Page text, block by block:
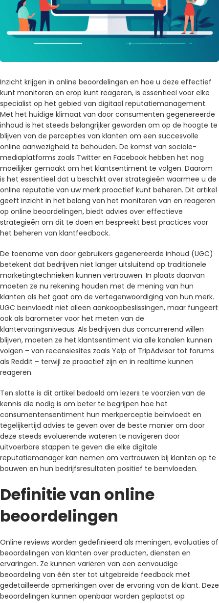
Inzicht krijgen in online beoordelingen en hoe u deze effectief
kunt monitoren en erop kunt reageren, is essentieel voor elke
specialist op het gebied van digitaal reputatiemanagement.
Met het huidige klimaat van door consumenten gegenereerde
inhoud is het steeds belangrijker geworden om op de hoogte te
blijven van de percepties van klanten om een ​​succesvolle
online aanwezigheid te behouden. De komst van sociale-
mediaplatforms zoals Twitter en Facebook hebben het nog
moeilijker gemaakt om het klantsentiment te volgen. Daarom
is het essentieel dat u beschikt over strategieën waarmee u de
online reputatie van uw merk proactief kunt beheren. Dit artikel
geeft inzicht in het belang van het monitoren van en reageren
op online beoordelingen, biedt advies over effectieve
strategieën om dit te doen en bespreekt best practices voor
het beheren van klantfeedback.
De toename van door gebruikers gegenereerde inhoud (UGC)
betekent dat bedrijven niet langer uitsluitend op traditionele
marketingtechnieken kunnen vertrouwen. In plaats daarvan
moeten ze nu rekening houden met de mening van hun
klanten als het gaat om de vertegenwoordiging van hun merk.
UGC beïnvloedt niet alleen aankoopbeslissingen, maar fungeert
ook als barometer voor het meten van de
klantervaringsniveaus. Als bedrijven dus concurrerend willen
blijven, moeten ze het klantsentiment via alle kanalen kunnen
volgen – van recensiesites zoals Yelp of TripAdvisor tot forums
als Reddit – terwijl ze proactief zijn en in realtime kunnen
reageren.
Ten slotte is dit artikel bedoeld om lezers te voorzien van de
kennis die nodig is om beter te begrijpen hoe het
consumentensentiment hun merkperceptie beïnvloedt en
tegelijkertijd advies te geven over de beste manier om door
deze steeds evoluerende wateren te navigeren door
uitvoerbare stappen te geven die elke digitale
reputatiemanager kan nemen om vertrouwen bij klanten op te
bouwen en hun bedrijfsresultaten positief te beïnvloeden.
Definitie van online
beoordelingen
Online reviews worden gedefinieerd als meningen, evaluaties of
beoordelingen van klanten over producten, diensten en
ervaringen. Ze kunnen variëren van een eenvoudige
beoordeling van één ster tot uitgebreide feedback met
gedetailleerde opmerkingen over de ervaring van de klant. Deze
beoordelingen kunnen openbaar worden geplaatst op